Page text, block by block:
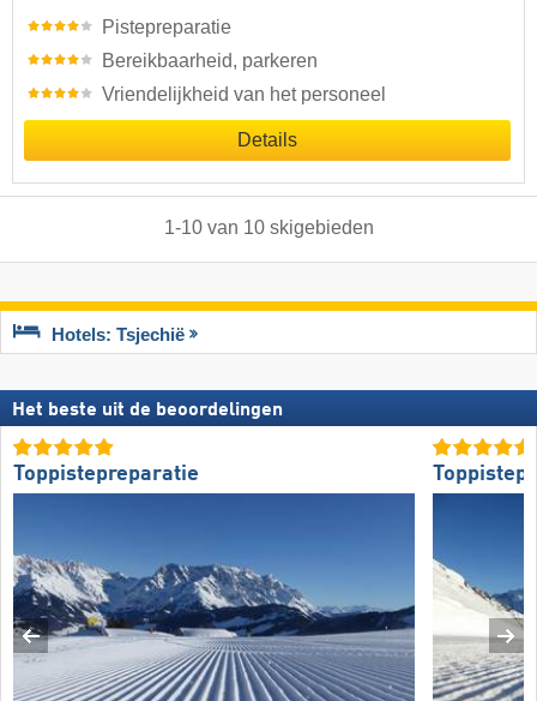
Pistepreparatie
Bereikbaarheid, parkeren
Vriendelijkheid van het personeel
Details
1-10van 10 skigebieden
Hotels: Tsjechië
Het beste uit de beoordelingen
Toppistepreparatie